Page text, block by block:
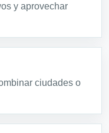
y aprovechar
ciudades o